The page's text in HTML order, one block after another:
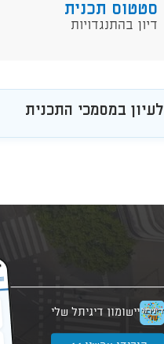
סטטוס תכנית
דיון בהתנגדויות
לעיון במסמכי התכנית
יישומון דיגיתל שלי